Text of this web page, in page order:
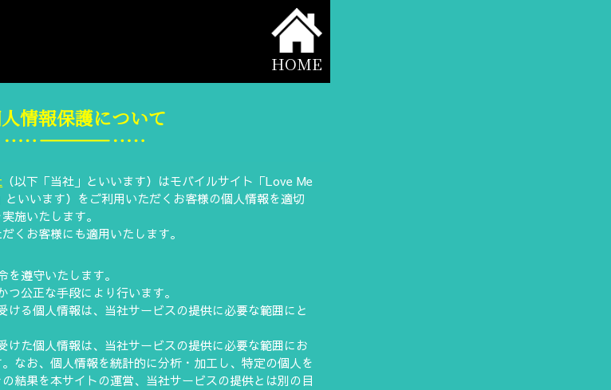
HOME
情報保護について
（以下「当社」といいます）はモバイルサイト「Love Me
いいます）をご利用いただくお客様の個人情報を適切
施いたします。
くお客様にも適用いたします。
を遵守いたします。
つ公正な手段により行います。
ける個人情報は、当社サービスの提供に必要な範囲にと
けた個人情報は、当社サービスの提供に必要な範囲にお
なお、個人情報を統計的に分析・加工し、特定の個人を
結果を本サイトの運営、当社サービスの提供とは別の目